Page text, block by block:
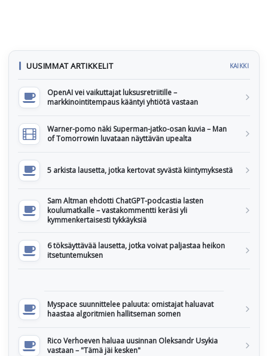
UUSIMMAT ARTIKKELIT KAIKKI
OpenAI vei vaikuttajat luksusretriitille –
markkinointitempaus kääntyi yhtiötä vastaan
Warner-pomo näki Superman-jatko-osan kuvia – Man
of Tomorrowin luvataan näyttävän upealta
5 arkista lausetta, jotka kertovat syvästä kiintymyksestä
Sam Altman ehdotti ChatGPT-podcastia lasten
koulumatkalle – vastakommentti keräsi yli
kymmenkertaisesti tykkäyksiä
6 töksäyttävää lausetta, jotka voivat paljastaa heikon
itsetuntemuksen
Myspace suunnittelee paluuta: omistajat haluavat
haastaa algoritmien hallitseman somen
Rico Verhoeven haluaa uusinnan Oleksandr Usykia
vastaan – "Tämä jäi kesken"